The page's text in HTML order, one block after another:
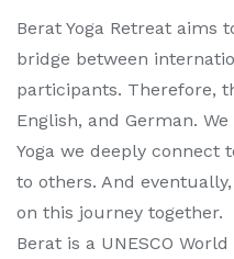
Berat Yoga Retreat
bridge between
participants. Therefore,
English, and German.
Yoga we deeply connect
to others. And
on this journey together.
Berat is a UNESCO